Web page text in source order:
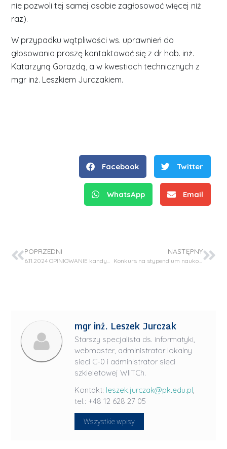
nie pozwoli tej samej osobie zagłosować więcej niż
raz).
W przypadku wątpliwości ws. uprawnień do
głosowania proszę kontaktować się z dr hab. inż.
Katarzyną Gorazdą, a w kwestiach technicznych z
mgr inż. Leszkiem Jurczakiem.
Facebook Twitter
WhatsApp Email
POPRZEDNI
6.11.2024 OPINIOWANIE kandydata na Dziekana WIiTCh
NASTĘPNY
Konkurs na stypendium naukowe dla studenta/doktoranta stypendysty w Projekcie OPUS 26 (NCN)
mgr inż. Leszek Jurczak
Starszy specjalista ds. informatyki,
webmaster, administrator lokalny
sieci C-0 i administrator sieci
szkieletowej WIiTCh.
Kontakt: leszek.jurczak@pk.edu.pl,
tel.: +48 12 628 27 05
Wszystkie wpisy